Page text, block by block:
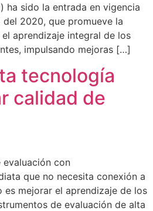
ha sido la entrada en vigencia
2020, que promueve la
aprendizaje integral de los
impulsando mejoras […]
tecnología
calidad de
evaluación con
que no necesita conexión a
mejorar el aprendizaje de los
de evaluación de alta